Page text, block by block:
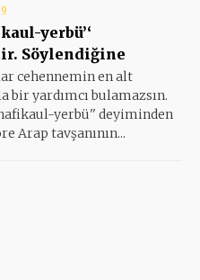
yerbü’‘
Söylendiğine
cehennemin en alt
bir yardımcı bulamazsın.
yerbü'' deyiminden
Arap tavşanının...